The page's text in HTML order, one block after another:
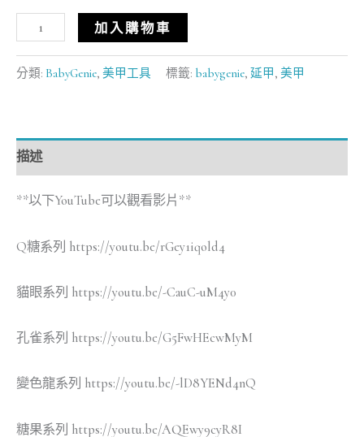
加入購物車
分類: BabyGenie, 美甲工具 標籤: babygenie, 延甲, 美甲
描述
**以下YouTube可以觀看影片**
Q糖系列 https://youtu.be/rGey1iqold4
貓眼系列 https://youtu.be/-CauC-uM4y0
孔雀系列 https://youtu.be/G5FwHEcwMyM
變色龍系列 https://youtu.be/-lD8YENd4nQ
糖果系列 https://youtu.be/AQEwy9cyR8I